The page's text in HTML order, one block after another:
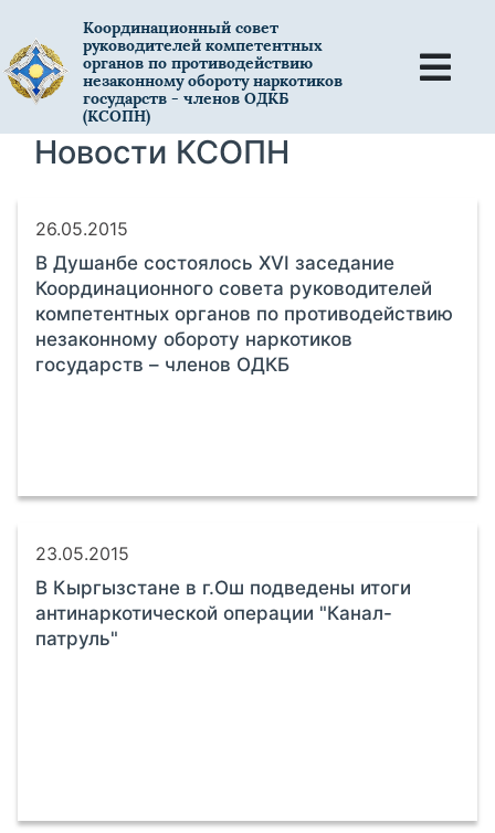
Координационный совет
руководителей компетентных
органов по противодействию
незаконному обороту наркотиков
государств - членов ОДКБ
(КСОПН)
Новости КСОПН
26.05.2015
В Душанбе состоялось XVI заседание
Координационного совета руководителей
компетентных органов по противодействию
незаконному обороту наркотиков
государств – членов ОДКБ
23.05.2015
В Кыргызстане в г.Ош подведены итоги
антинаркотической операции "Канал-
патруль"